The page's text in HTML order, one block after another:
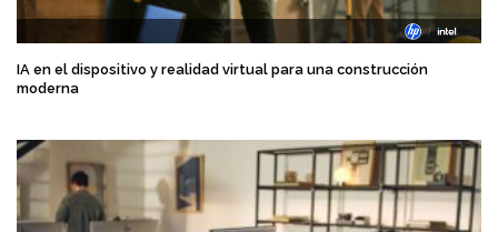
IA en el dispositivo y realidad virtual para una construcción
moderna